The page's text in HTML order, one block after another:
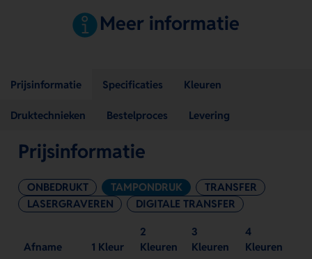
Meer informatie
Prijsinformatie Specificaties Kleuren
Druktechnieken Bestelproces Levering
Prijsinformatie
ONBEDRUKT TAMPONDRUK
TRANSFER
LASERGRAVEREN
DIGITALE TRANSFER
Afname 1 Kleur
2
Kleuren
3
Kleuren
4
Kleuren